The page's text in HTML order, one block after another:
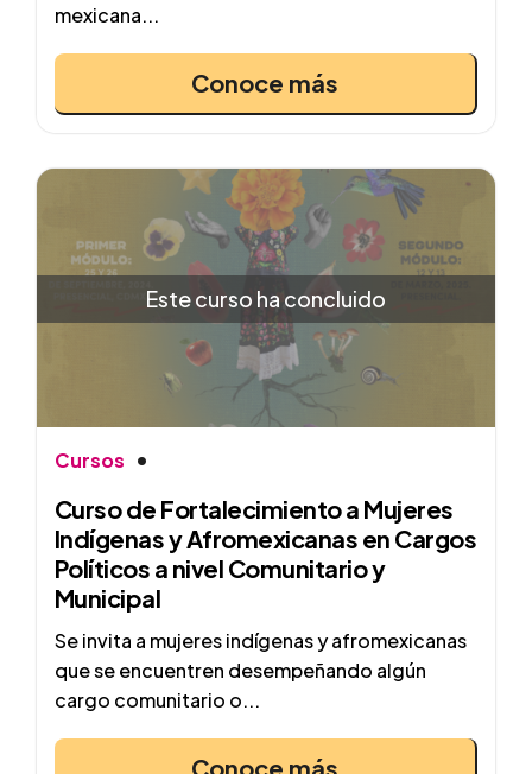
mexicana...
Conoce más
Este curso ha concluido
Curso de Fortalecimiento a Mujeres
Indígenas y Afromexicanas en Cargos
Políticos a nivel Comunitario y
Municipal
Cursos
Se invita a mujeres indígenas y afromexicanas
que se encuentren desempeñando algún
cargo comunitario o...
Conoce más